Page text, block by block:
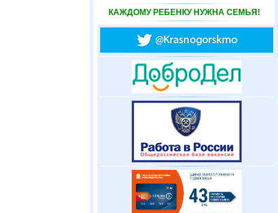
КАЖДОМУ РЕБЕНКУ НУЖНА СЕМЬЯ!